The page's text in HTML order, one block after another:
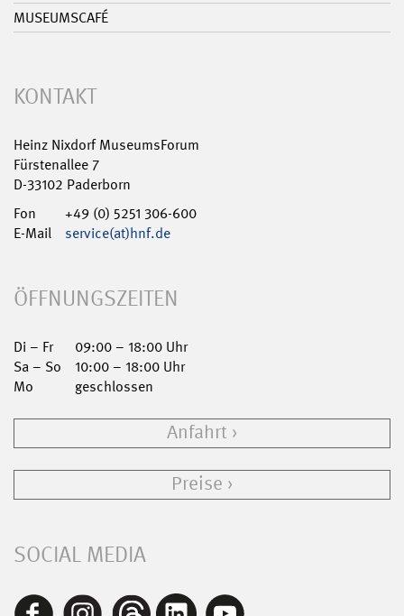
MUSEUMSCAFÉ
KONTAKT
Heinz Nixdorf MuseumsForum
Fürstenallee 7
D-33102 Paderborn
Fon
+49 (0) 5251 306-600
E-Mail
service(at)hnf.de
ÖFFNUNGSZEITEN
Di – Fr
09:00 – 18:00 Uhr
Sa – So
10:00 – 18:00 Uhr
Mo
geschlossen
Anfahrt
Preise
SOCIAL MEDIA